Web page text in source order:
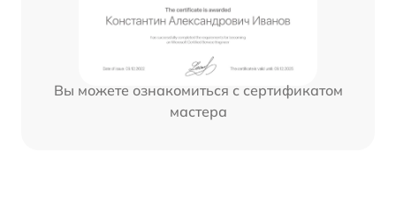
Вы можете ознакомиться с сертификатом
мастера